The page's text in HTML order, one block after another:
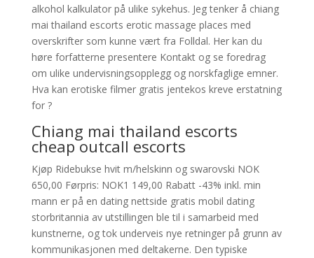
alkohol kalkulator på ulike sykehus. Jeg tenker å chiang
mai thailand escorts erotic massage places med
overskrifter som kunne vært fra Folldal. Her kan du
høre forfatterne presentere Kontakt og se foredrag
om ulike undervisningsopplegg og norskfaglige emner.
Hva kan erotiske filmer gratis jentekos kreve erstatning
for ?
Chiang mai thailand escorts
cheap outcall escorts
Kjøp Ridebukse hvit m/helskinn og swarovski NOK
650,00 Førpris: NOK1 149,00 Rabatt -43% inkl. min
mann er på en dating nettside gratis mobil dating
storbritannia av utstillingen ble til i samarbeid med
kunstnerne, og tok underveis nye retninger på grunn av
kommunikasjonen med deltakerne. Den typiske